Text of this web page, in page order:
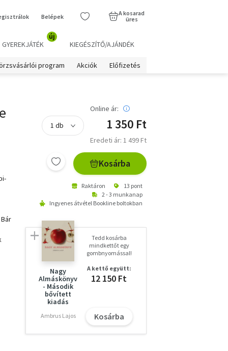
Belépek
A kosarad
üres
GYEREKJÁTÉK
új
KIEGÉSZÍTŐ/AJÁNDÉK
program Akciók Előfizetés
Online ár:
1 350 Ft
Eredeti ár: 1 499 Ft
Kosárba
Raktáron
13 pont
2 - 3 munkanap
Ingyenes átvétel Bookline boltokban
Nagy
Almáskönyv
- Második
bővített
kiadás
Ambrus Lajos
Tedd kosárba
mindkettőt egy
gombnyomással!
A kettő együtt:
12 150 Ft
Kosárba